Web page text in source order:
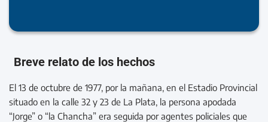
Breve relato de los hechos
El 13 de octubre de 1977, por la mañana, en el Estadio Provincial
situado en la calle 32 y 23 de La Plata, la persona apodada
“Jorge” o “la Chancha” era seguida por agentes policiales que